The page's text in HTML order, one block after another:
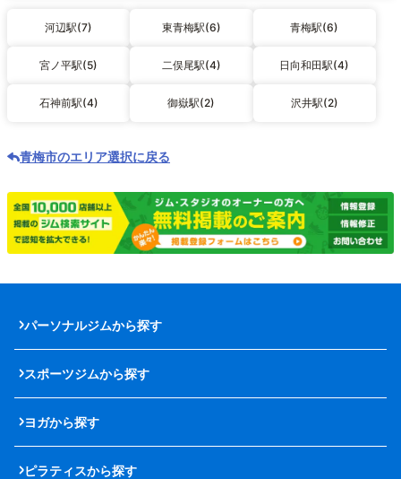
河辺駅(7) 東青梅駅(6) 青梅駅(6)
宮ノ平駅(5) 二俣尾駅(4) 日向和田駅(4)
石神前駅(4) 御嶽駅(2) 沢井駅(2)
青梅市のエリア選択に戻る
パーソナルジムから探す
スポーツジムから探す
ヨガから探す
ピラティスから探す